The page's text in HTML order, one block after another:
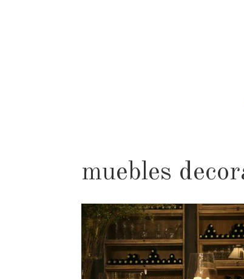
muebles